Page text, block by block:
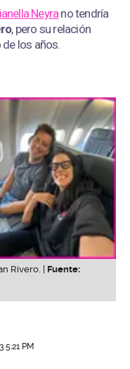
Neyra no tendría
, pero su relación
los años.
Rivero. | Fuente:
PM